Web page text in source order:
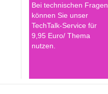
Bei technischen Fragen
können Sie unser
TechTalk-Service für
9,95 Euro/ Thema
nutzen.